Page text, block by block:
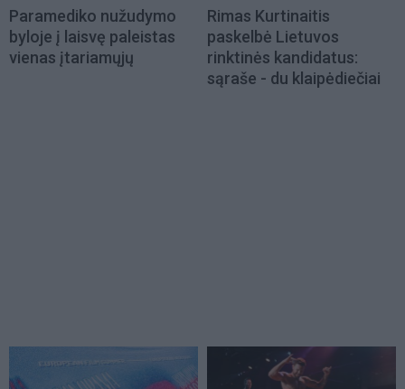
Paramediko nužudymo
byloje į laisvę paleistas
vienas įtariamųjų
Rimas Kurtinaitis
paskelbė Lietuvos
rinktinės kandidatus:
sąraše - du klaipėdiečiai